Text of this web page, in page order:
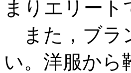
まりエリー
また，ブラ
い。洋服から